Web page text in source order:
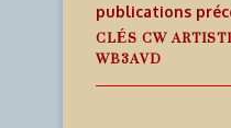
publications
CLÉS CW
WB3AVD